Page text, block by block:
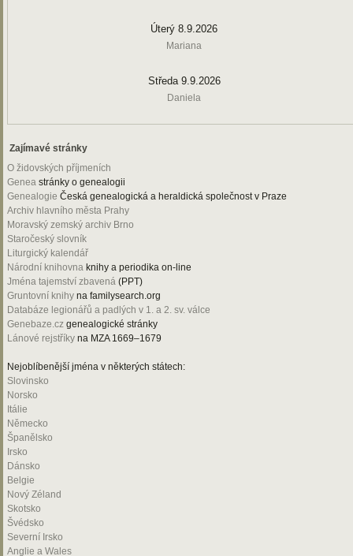
Úterý 8.9.2026
Mariana
Středa 9.9.2026
Daniela
Zajímavé stránky
O židovských příjmeních
Genea stránky o genealogii
Genealogie Česká genealogická a heraldická společnost v Praze
Archiv hlavního města Prahy
Moravský zemský archiv Brno
Staročeský slovník
Liturgický kalendář
Národní knihovna knihy a periodika on-line
Jména tajemství zbavená (PPT)
Gruntovní knihy na familysearch.org
Databáze legionářů a padlých v 1. a 2. sv. válce
Genebaze.cz genealogické stránky
Lánové rejstříky na MZA 1669–1679
Nejoblíbenější jména v některých státech:
Slovinsko
Norsko
Itálie
Německo
Španělsko
Irsko
Dánsko
Belgie
Nový Zéland
Skotsko
Švédsko
Severní Irsko
Anglie a Wales